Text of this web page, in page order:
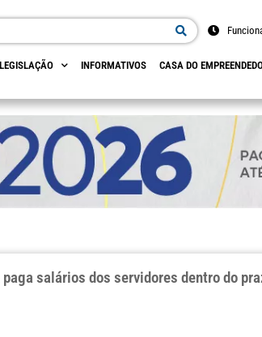
LEGISLAÇÃO INFORMATIVOS CASA DO
salários dos servidores dentro do